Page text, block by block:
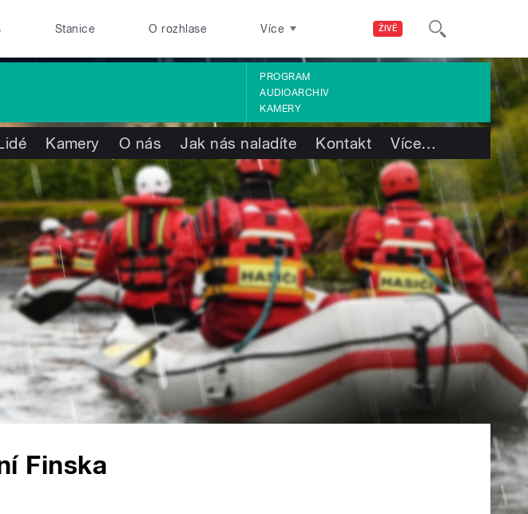
ŽIVĚ
Stanice O rozhlase Více
PROGRAM
AUDIOARCHIV
KAMERY
Kamery O nás Jak nás naladíte Kontakt Více…
Finska